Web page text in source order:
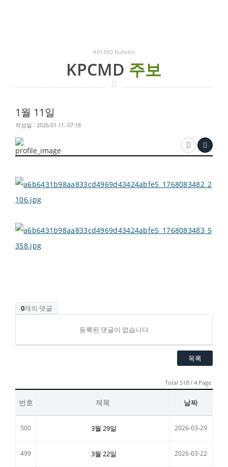
KPCMD Bulletin
KPCMD 주보
1월 11일
작성일 : 2026.01.11. 07:18
0개의 댓글
등록된 댓글이 없습니다
목록
Total 518 / 4 Page
번호 제목 날짜
500 3월 29일 2026-03-29
499 3월 22일 2026-03-22